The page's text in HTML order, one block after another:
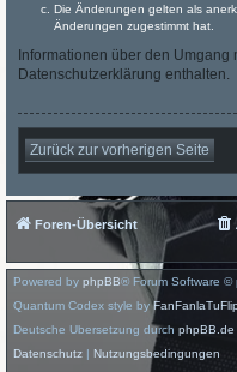
Die Änderungen gelten als
Änderungen zugestimmt hat.
Informationen über den
Datenschutzerklärung enthalten.
Zurück zur vorherigen Seite
Foren-Übersicht
Powered by phpBB® Forum Software ©
Quantum Codex style by
Deutsche Übersetzung durch phpBB.de
Datenschutz | Nutzungsbedingungen